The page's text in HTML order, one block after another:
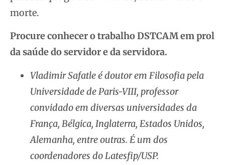
morte.
Procure conhecer o trabalho DSTCAM em prol
da saúde do servidor e da servidora.
Vladimir Safatle é doutor em Filosofia pela
Universidade de Paris-VIII, professor
convidado em diversas universidades da
França, Bélgica, Inglaterra, Estados Unidos,
Alemanha, entre outras. É um dos
coordenadores do Latesfip/USP.